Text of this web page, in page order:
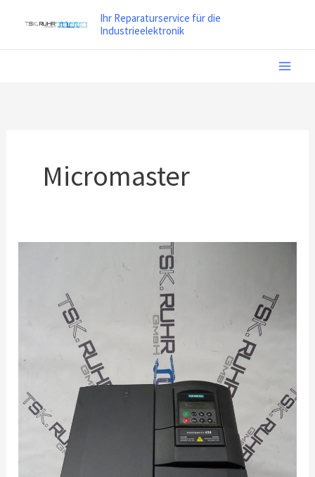
Inhalt
springen
Ihr Reparaturservice für die
Industrieelektronik
Micromaster
Micromaster
440,
6SE6410,
6SE6420,
6SE6430,